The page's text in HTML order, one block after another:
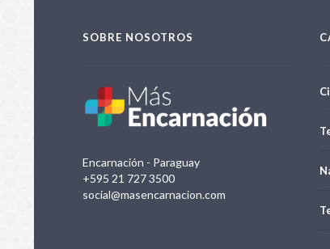
SOBRE NOSOTROS
Encarnación - Paraguay
+595 21 727 3500
social@masencarnacion.com